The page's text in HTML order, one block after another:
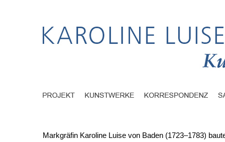
Markgräfin Karoline Luise von Baden (1723–1783)